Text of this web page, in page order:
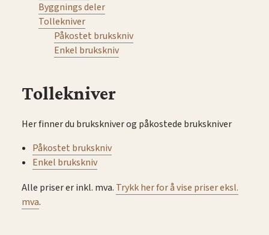
Byggnings deler
Tollekniver
Påkostet brukskniv
Enkel brukskniv
Tollekniver
Her finner du brukskniver og påkostede brukskniver
Påkostet brukskniv
Enkel brukskniv
Alle priser er inkl. mva. Trykk her for å vise priser eksl.
mva.